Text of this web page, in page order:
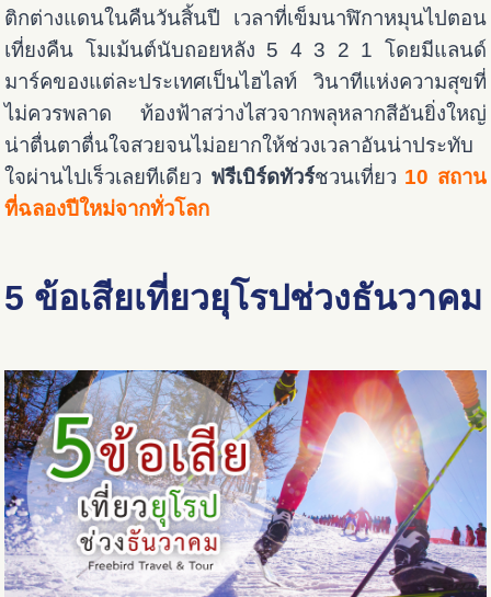
ติกต่างแดนในคืนวันสิ้นปี เวลาที่เข็มนาฬิกาหมุนไปตอน
เที่ยงคืน โมเม้นต์นับถอยหลัง 5 4 3 2 1 โดยมีแลนด์
มาร์คของแต่ละประเทศเป็นไฮไลท์ วินาทีแห่งความสุขที่
ไม่ควรพลาด ท้องฟ้าสว่างไสวจากพลุหลากสีอันยิ่งใหญ่
น่าตื่นตาตื่นใจสวยจนไม่อยากให้ช่วงเวลาอันน่าประทับ
ใจผ่านไปเร็วเลยทีเดียว ฟรีเบิร์ดทัวร์ชวนเที่ยว 10 สถาน
ที่ฉลองปีใหม่จากทั่วโลก
5 ข้อเสียเที่ยวยุโรปช่วงธันวาคม